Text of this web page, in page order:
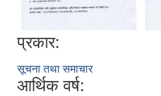
प्रकार:
सूचना तथा समाचार
आर्थिक वर्ष: